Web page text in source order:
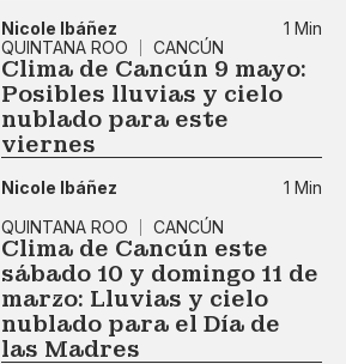
Nicole Ibáñez
1 Min
QUINTANA ROO
CANCÚN
Clima de Cancún 9 mayo:
Posibles lluvias y cielo
nublado para este
viernes
Nicole Ibáñez
1 Min
QUINTANA ROO
CANCÚN
Clima de Cancún este
sábado 10 y domingo 11 de
marzo: Lluvias y cielo
nublado para el Día de
las Madres